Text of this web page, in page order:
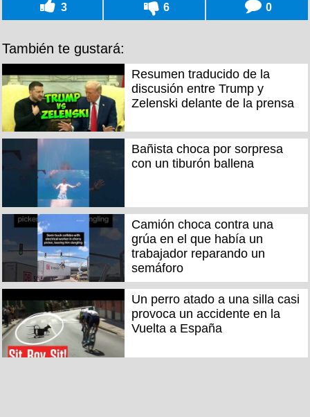
3 6 0
También te gustará:
Resumen traducido de la
discusión entre Trump y
Zelenski delante de la prensa
Bañista choca por sorpresa
con un tiburón ballena
Camión choca contra una
grúa en el que había un
trabajador reparando un
semáforo
Un perro atado a una silla casi
provoca un accidente en la
Vuelta a España